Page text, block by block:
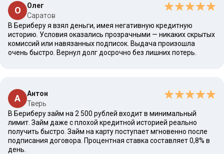
О
Олег
Саратов
В Бериберу я взял деньги, имея негативную кредитную
историю. Условия оказались прозрачными — никаких скрытых
комиссий или навязанных подписок. Выдача произошла
очень быстро. Вернул долг досрочно без лишних потерь.
А
Антон
Тверь
В Бериберу займ на 2 500 рублей входит в минимальный
лимит. Займ даже с плохой кредитной историей реально
получить быстро. Займ на карту поступает мгновенно после
подписания договора. Процентная ставка составляет 0,8% в
день.